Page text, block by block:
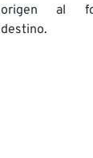
origen al
destino.